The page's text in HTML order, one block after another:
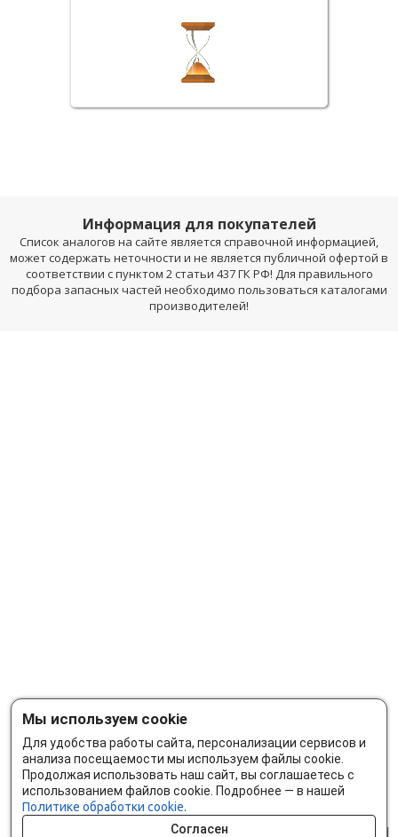
Информация для покупателей
Список аналогов на сайте является справочной информацией,
может содержать неточности и не является публичной офертой в
соответствии с пунктом 2 статьи 437 ГК РФ! Для правильного
подбора запасных частей необходимо пользоваться каталогами
производителей!
Мы используем cookie
Для удобства работы сайта, персонализации сервисов и
анализа посещаемости мы используем файлы cookie.
Продолжая использовать наш сайт, вы соглашаетесь с
использованием файлов cookie. Подробнее — в нашей
Политике обработки cookie.
Согласен